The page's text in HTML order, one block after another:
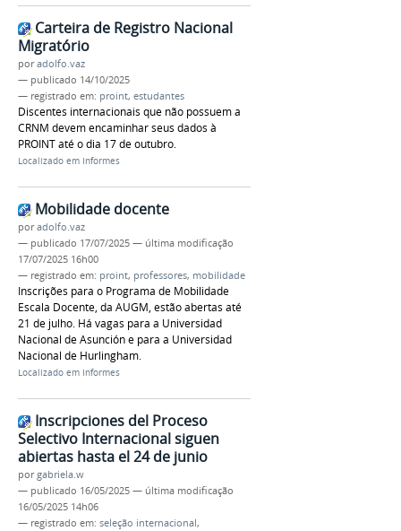
Carteira de Registro Nacional
Migratório
poradolfo.vaz
— publicado 14/10/2025
— registrado em: proint, estudantes
Discentes internacionais que não possuem a
CRNM devem encaminhar seus dados à
PROINT até o dia 17 de outubro.
Localizado em Informes
Mobilidade docente
poradolfo.vaz
— publicado 17/07/2025 — última modificação
17/07/2025 16h00
— registrado em: proint, professores, mobilidade
Inscrições para o Programa de Mobilidade
Escala Docente, da AUGM, estão abertas até
21 de julho. Há vagas para a Universidad
Nacional de Asunción e para a Universidad
Nacional de Hurlingham.
Localizado em Informes
Inscripciones del Proceso
Selectivo Internacional siguen
abiertas hasta el 24 de junio
porgabriela.w
— publicado 16/05/2025 — última modificação
16/05/2025 14h06
— registrado em: seleção internacional,